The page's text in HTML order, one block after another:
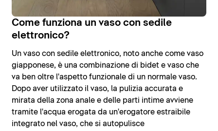
Come funziona un vaso con sedile
elettronico?
Un vaso con sedile elettronico, noto anche come vaso
giapponese, è una combinazione di bidet e vaso che
va ben oltre l'aspetto funzionale di un normale vaso.
Dopo aver utilizzato il vaso, la pulizia accurata e
mirata della zona anale e delle parti intime avviene
tramite l'acqua erogata da un'erogatore estraibile
integrato nel vaso, che si autopulisce